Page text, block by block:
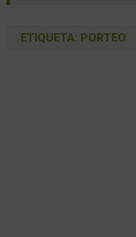
ETIQUETA: PORTEO